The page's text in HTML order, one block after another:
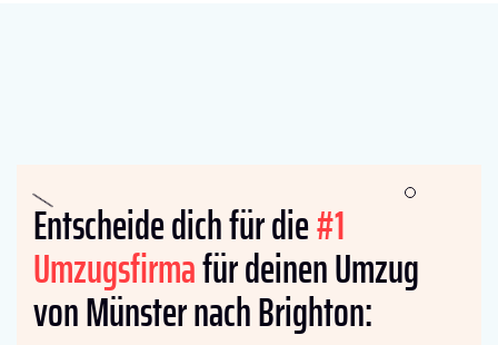
Entscheide dich für die#1
Umzugsfirmafür deinen Umzug
von Münster nach Brighton: